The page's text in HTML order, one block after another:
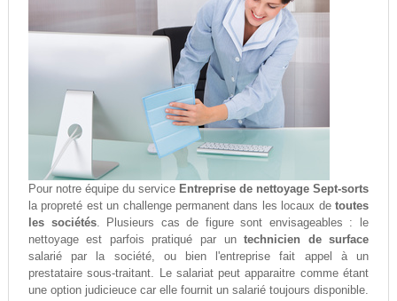
Pour notre équipe du service Entreprise de nettoyage Sept-sorts
la propreté est un challenge permanent dans les locaux detoutes
les sociétés. Plusieurs cas de figure sont envisageables : le
nettoyage est parfois pratiqué par untechnicien de surface
salarié par la société, ou bien l'entreprise fait appel à un
prestataire sous-traitant. Le salariat peut apparaitre comme étant
une option judicieuce car elle fournit un salarié toujours disponible.